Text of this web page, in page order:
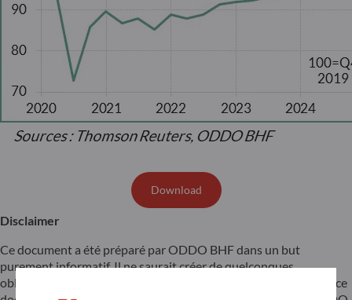
Download
Disclaimer
Ce document a été préparé par ODDO BHF dans un but
purement informatif. Il ne saurait créer de quelconques
obligations à charge de ODDO BHF. Les opinions émises dans ce